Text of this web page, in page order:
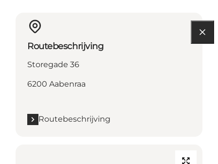
Routebeschrijving
Storegade 36
6200 Aabenraa
Routebeschrijving